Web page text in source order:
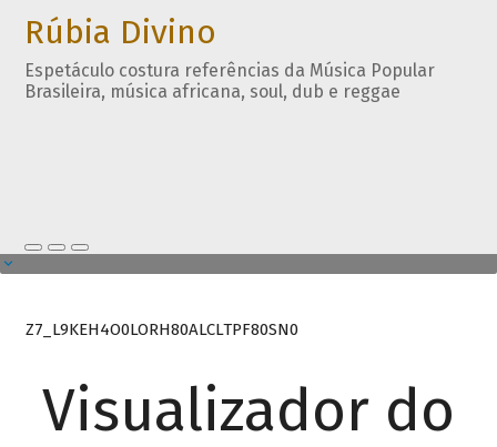
Rúbia Divino
Espetáculo costura referências da Música Popular
Brasileira, música africana, soul, dub e reggae
Z7_L9KEH4O0LORH80ALCLTPF80SN0
Visualizador do